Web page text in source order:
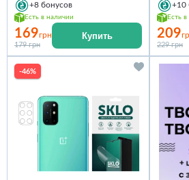
+8 бонусов
Есть в наличии
169грн
179 грн
Купить
+10
Есть
209
229 грн
-46%